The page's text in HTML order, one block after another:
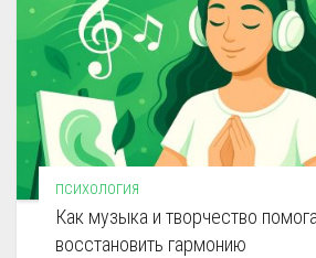
ПСИХОЛОГИЯ
Как музыка и творчество
восстановить гармонию